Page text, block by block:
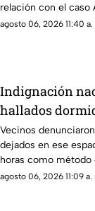
relación con el caso
agosto 06, 2026 11:40 a.
Indignación
hallados
sus rejas
Vecinos
dejados en ese
horas como método
protección infantil ya
agosto 06, 2026 11:09 a.